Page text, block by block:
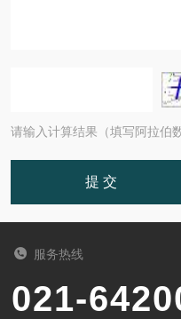
请输入计算结果（填写阿拉伯
服务热线
021-